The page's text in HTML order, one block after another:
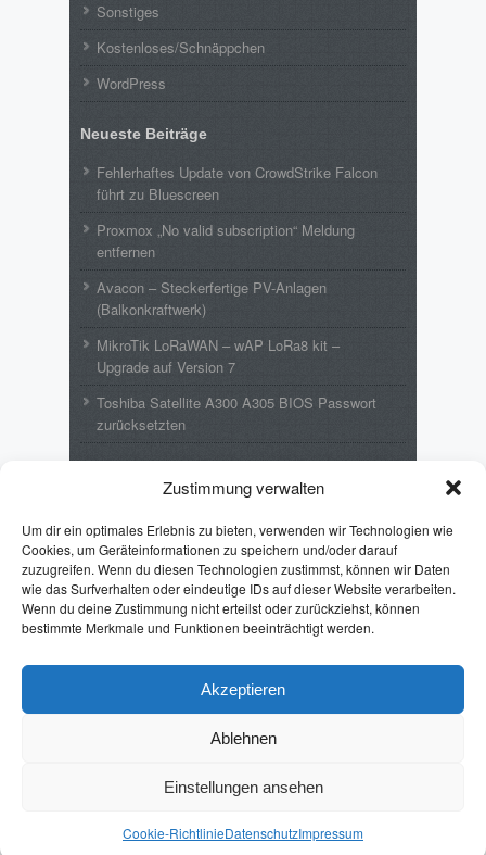
Zustimmung verwalten
Um dir ein optimales Erlebnis zu bieten, verwenden wir Technologien wie
Cookies, um Geräteinformationen zu speichern und/oder darauf
zuzugreifen. Wenn du diesen Technologien zustimmst, können wir Daten
wie das Surfverhalten oder eindeutige IDs auf dieser Website verarbeiten.
Wenn du deine Zustimmung nicht erteilst oder zurückziehst, können
bestimmte Merkmale und Funktionen beeinträchtigt werden.
Akzeptieren
Ablehnen
Einstellungen ansehen
Cookie-RichtlinieDatenschutzImpressum
Sonstiges
Kostenloses/Schnäppchen
WordPress
Neueste Beiträge
Fehlerhaftes Update von CrowdStrike Falcon
führt zu Bluescreen
Proxmox „No valid subscription“ Meldung
entfernen
Avacon – Steckerfertige PV-Anlagen
(Balkonkraftwerk)
MikroTik LoRaWAN – wAP LoRa8 kit –
Upgrade auf Version 7
Toshiba Satellite A300 A305 BIOS Passwort
zurücksetzten
LoRa8 kit – Upgrade auf Version 7
EmilzuToshiba Satellite A300 A305 BIOS
Passwort zurücksetzten
Puff LotharzuToshiba Satellite A300 A305
Batch: Format von %date%
Toshiba Satellite A300 A305 BIOS
Max Magazine Theme was created by